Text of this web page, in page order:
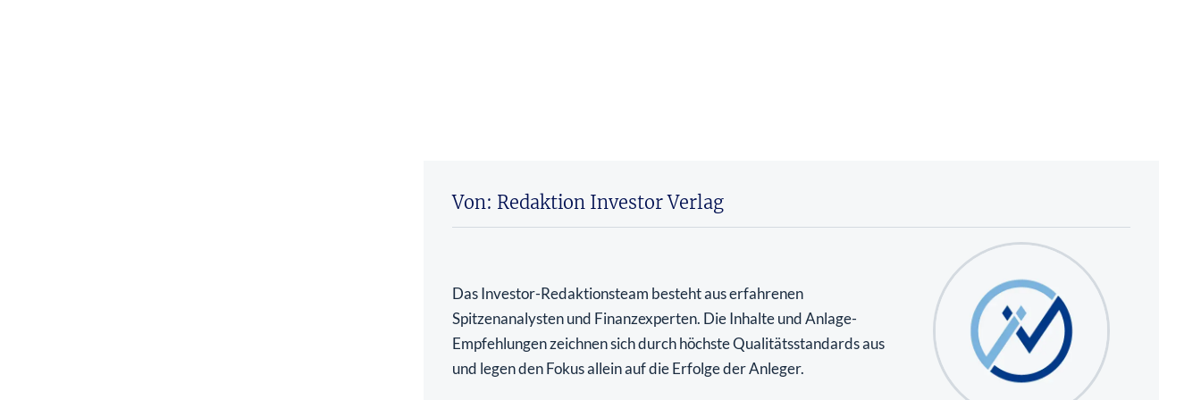
Von: Redaktion Investor Verlag
Das Investor-Redaktionsteam besteht aus erfahrenen
Spitzenanalysten und Finanzexperten. Die Inhalte und Anlage-
Empfehlungen zeichnen sich durch höchste Qualitätsstandards aus
und legen den Fokus allein auf die Erfolge der Anleger.